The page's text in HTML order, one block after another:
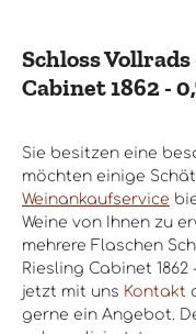
Schloss
Cabinet 1862 -
Sie besitzen eine
möchten einige
Weinankaufservice
Weine von Ihnen zu
mehrere Flaschen
Riesling Cabinet
jetzt mit uns Kontakt
gerne ein Angebot.